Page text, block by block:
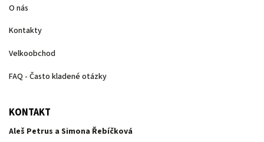
O nás
Kontakty
Velkoobchod
FAQ - Často kladené otázky
KONTAKT
Aleš Petrus a Simona Řebíčková